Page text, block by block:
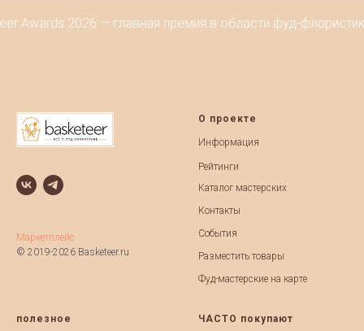
Awards 2026 — главная премия в области фуд-
Маркетплейс
© 2019-2026 Basketeer.ru
О проекте
Информация
Рейтинги
Каталог мастерских
Контакты
События
Разместить товары
Фуд-мастерские на карте
полезное ЧАСТО покупают